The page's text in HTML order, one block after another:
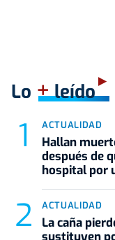
Lo +leído
ACTUALIDAD
Hallan
después de
hospital por
ACTUALIDAD
La caña
sustituyen